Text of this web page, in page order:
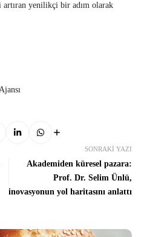
yenilikçi bir adım olarak
SONRAKI YAZI
Akademiden küresel pazara:
Prof. Dr. Selim Ünlü,
inovasyonun yol haritasını anlattı